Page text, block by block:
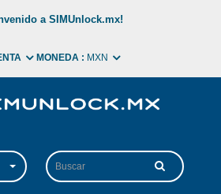
a SIMUnlock.mx!
MONEDA : MXN